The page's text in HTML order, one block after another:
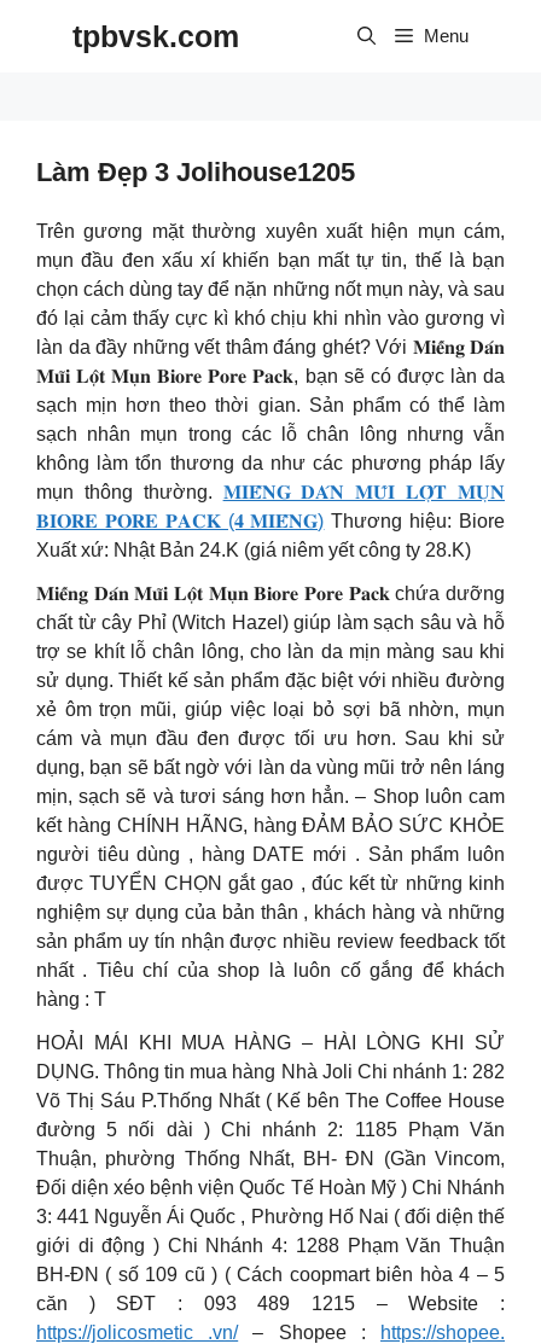
tpbvsk.com Menu
Làm Đẹp 3 Jolihouse1205
Trên gương mặt thường xuyên xuất hiện mụn cám,
mụn đầu đen xấu xí khiến bạn mất tự tin, thế là bạn
chọn cách dùng tay để nặn những nốt mụn này, và sau
đó lại cảm thấy cực kì khó chịu khi nhìn vào gương vì
làn da đầy những vết thâm đáng ghét? Với 𝐌𝐢𝐞̂́𝐧𝐠 𝐃𝐚́𝐧
𝐌𝐮̃𝐢 𝐋𝐨̣̂𝐭 𝐌𝐮̣𝐧 𝐁𝐢𝐨𝐫𝐞 𝐏𝐨𝐫𝐞 𝐏𝐚𝐜𝐤, bạn sẽ có được làn da
sạch mịn hơn theo thời gian. Sản phẩm có thể làm
sạch nhân mụn trong các lỗ chân lông nhưng vẫn
không làm tổn thương da như các phương pháp lấy
mụn thông thường. 𝐌𝐈𝐄̂́𝐍𝐆 𝐃𝐀́𝐍 𝐌𝐔̃𝐈 𝐋𝐎̣̂𝐓 𝐌𝐔̣𝐍
𝐁𝐈𝐎𝐑𝐄 𝐏𝐎𝐑𝐄 𝐏𝐀𝐂𝐊 (𝟒 𝐌𝐈𝐄̂́𝐍𝐆) Thương hiệu: Biore
Xuất xứ: Nhật Bản 24.K (giá niêm yết công ty 28.K)
𝐌𝐢𝐞̂́𝐧𝐠 𝐃𝐚́𝐧 𝐌𝐮̃𝐢 𝐋𝐨̣̂𝐭 𝐌𝐮̣𝐧 𝐁𝐢𝐨𝐫𝐞 𝐏𝐨𝐫𝐞 𝐏𝐚𝐜𝐤 chứa dưỡng
chất từ cây Phỉ (Witch Hazel) giúp làm sạch sâu và hỗ
trợ se khít lỗ chân lông, cho làn da mịn màng sau khi
sử dụng. Thiết kế sản phẩm đặc biệt với nhiều đường
xẻ ôm trọn mũi, giúp việc loại bỏ sợi bã nhờn, mụn
cám và mụn đầu đen được tối ưu hơn. Sau khi sử
dụng, bạn sẽ bất ngờ với làn da vùng mũi trở nên láng
mịn, sạch sẽ và tươi sáng hơn hẳn. – Shop luôn cam
kết hàng CHÍNH HÃNG, hàng ĐẢM BẢO SỨC KHỎE
người tiêu dùng , hàng DATE mới . Sản phẩm luôn
được TUYỂN CHỌN gắt gao , đúc kết từ những kinh
nghiệm sự dụng của bản thân , khách hàng và những
sản phẩm uy tín nhận được nhiều review feedback tốt
nhất . Tiêu chí của shop là luôn cố gắng để khách
hàng : T
HOẢI MÁI KHI MUA HÀNG – HÀI LÒNG KHI SỬ
DỤNG. Thông tin mua hàng Nhà Joli Chi nhánh 1: 282
Võ Thị Sáu P.Thống Nhất ( Kế bên The Coffee House
đường 5 nối dài ) Chi nhánh 2: 1185 Phạm Văn
Thuận, phường Thống Nhất, BH- ĐN (Gần Vincom,
Đối diện xéo bệnh viện Quốc Tế Hoàn Mỹ ) Chi Nhánh
3: 441 Nguyễn Ái Quốc , Phường Hố Nai ( đối diện thế
giới di động ) Chi Nhánh 4: 1288 Phạm Văn Thuận
BH-ĐN ( số 109 cũ ) ( Cách coopmart biên hòa 4 – 5
căn ) SĐT : 093 489 1215 – Website :
https://jolicosmetic .vn/– Shopee :
https://shopee.